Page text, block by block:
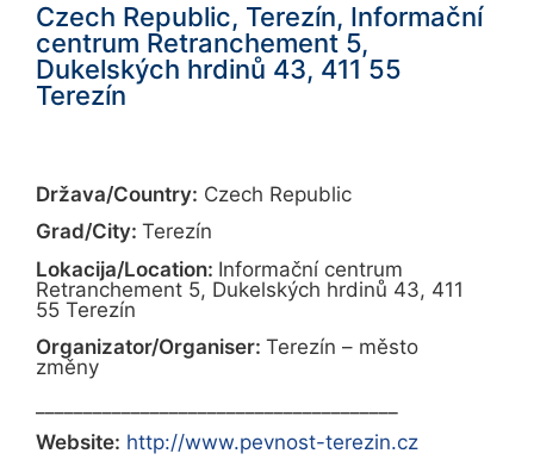
Czech Republic, Terezín, Informační
centrum Retranchement 5,
Dukelských hrdinů 43, 411 55
Terezín
Država/Country: Czech Republic
Grad/City: Terezín
Lokacija/Location: Informační centrum
Retranchement 5, Dukelských hrdinů 43, 411
55 Terezín
Organizator/Organiser: Terezín – město
změny
Website: http://www.pevnost-terezin.cz